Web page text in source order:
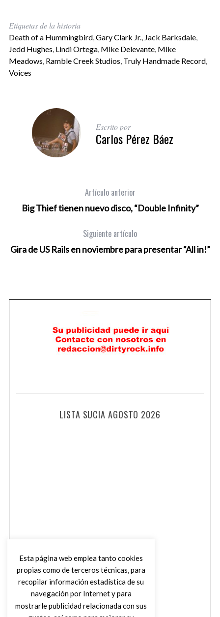
Etiquetas de la historia
Death of a Hummingbird,Gary Clark Jr., Jack Barksdale,
Jedd Hughes, Lindi Ortega, Mike Delevante, Mike
Meadows, Ramble Creek Studios, Truly Handmade Record,
Voices
Escrito por
Carlos Pérez Báez
Artículo anterior
Big Thief tienen nuevo disco, “Double Infinity”
Siguiente artículo
Gira de US Rails en noviembre para presentar “All in!”
LISTA SUCIA AGOSTO 2026
Esta página web emplea tanto cookies
propias como de terceros técnicas, para
recopilar información estadística de su
navegación por Internet y para
mostrarle publicidad relacionada con sus